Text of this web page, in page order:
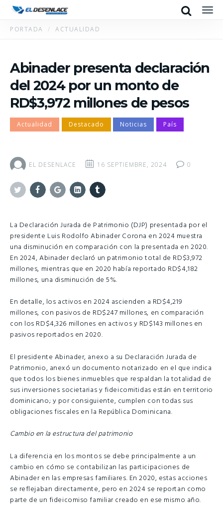
Search
PORTADA ACTUALIDAD
Abinader presenta declaración
del 2024 por un monto de
RD$3,972 millones de pesos
Actualidad Destacado Noticias País
EL DESENLACE 16 SEPTIEMBRE, 2024 0
La Declaración Jurada de Patrimonio (DJP) presentada por el
presidente Luis Rodolfo Abinader Corona en 2024 muestra
una disminución en comparación con la presentada en 2020.
En 2024, Abinader declaró un patrimonio total de RD$3,972
millones, mientras que en 2020 había reportado RD$4,182
millones, una disminución de 5%.
En detalle, los activos en 2024 ascienden a RD$4,219
millones, con pasivos de RD$247 millones, en comparación
con los RD$4,326 millones en activos y RD$143 millones en
pasivos reportados en 2020.
El presidente Abinader, anexo a su Declaración Jurada de
Patrimonio, anexó un documento notarizado en el que indica
que todos los bienes inmuebles que respaldan la totalidad de
sus inversiones societarias y fideicomitidas están en territorio
dominicano; y por consiguiente, cumplen con todas sus
obligaciones fiscales en la República Dominicana.
Cambio en la estructura del patrimonio
La diferencia en los montos se debe principalmente a un
cambio en cómo se contabilizan las participaciones de
Abinader en las empresas familiares. En 2020, estas acciones
se reflejaban directamente, pero en 2024 se reportan como
parte de un fideicomiso familiar creado en ese mismo año.